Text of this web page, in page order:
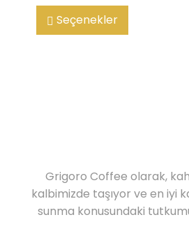
Seçenekler
Grigoro Coffee olarak,
kalbimizde taşıyor ve en iyi
sunma konusundaki